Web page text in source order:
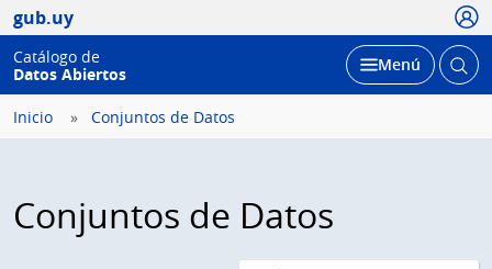
gub.uy
Catálogo de
Datos Abiertos
Desplegar
Menú Abrir
Inicio Conjuntos de Datos
Conjuntos de Datos